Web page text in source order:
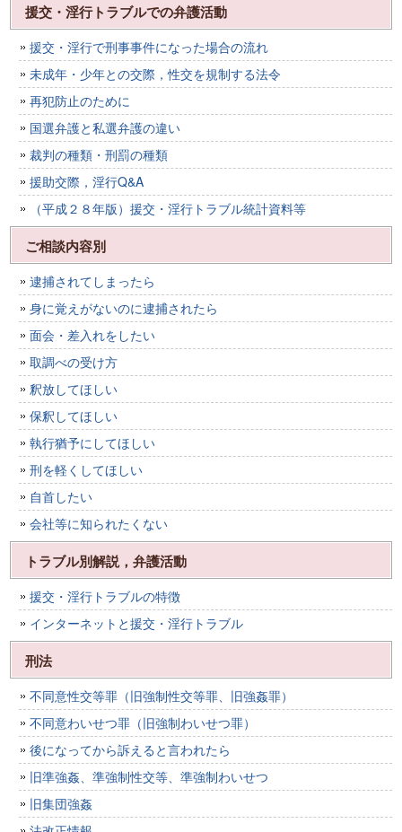
援交・淫行トラブルでの弁護活動
援交・淫行で刑事事件になった場合の流れ
未成年・少年との交際，性交を規制する法令
再犯防止のために
国選弁護と私選弁護の違い
裁判の種類・刑罰の種類
援助交際，淫行Q&A
（平成２８年版）援交・淫行トラブル統計資料等
ご相談内容別
逮捕されてしまったら
身に覚えがないのに逮捕されたら
面会・差入れをしたい
取調べの受け方
釈放してほしい
保釈してほしい
執行猶予にしてほしい
刑を軽くしてほしい
自首したい
会社等に知られたくない
トラブル別解説，弁護活動
援交・淫行トラブルの特徴
インターネットと援交・淫行トラブル
刑法
不同意性交等罪（旧強制性交等罪、旧強姦罪）
不同意わいせつ罪（旧強制わいせつ罪）
後になってから訴えると言われたら
旧準強姦、準強制性交等、準強制わいせつ
旧集団強姦